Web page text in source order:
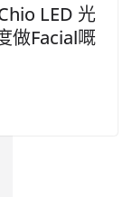
LED 光
做Facial嘅